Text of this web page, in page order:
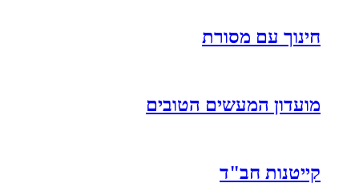
חינוך עם מסורת
מועדון המעשים הטובים
קייטנות חב"ד